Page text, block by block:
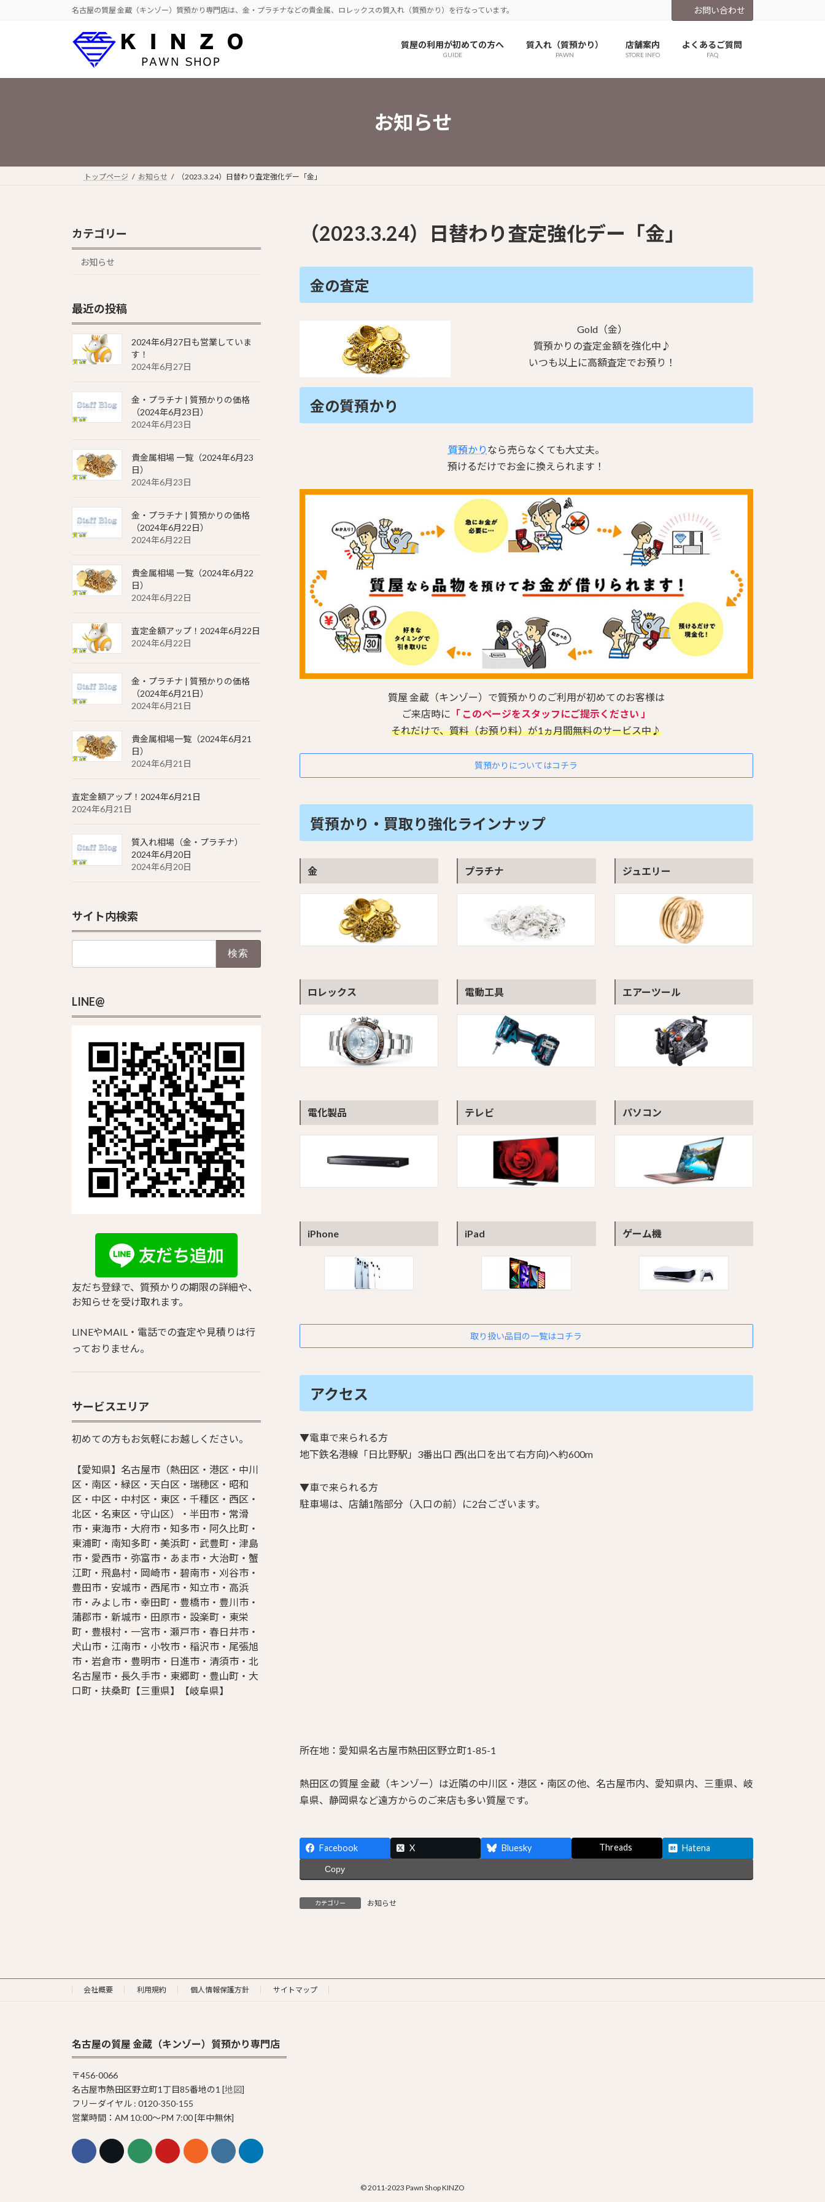
へ
ョ
名古屋の質屋 金蔵（キンゾー）質預かり専門店は、金・プラチナなどの貴金属、ロレックスの質入れ（質預かり）を行なっています。 お問い合わせ
質屋の利用が初めての方へ
GUIDE
質入れ（質預かり）
PAWN
店舗案内
STORE INFO
よくあるご質問
FAQ
お知らせ
トップページ お知らせ （2023.3.24）日替わり査定強化デー「金」
（2023.3.24）日替わり査定強化デー「金」
金の査定
Gold（金）
質預かりの査定金額を強化中♪
いつも以上に高額査定でお預り！
金の質預かり
質預かり なら売らなくても大丈夫。
預けるだけでお金に換えられます！
質屋 金蔵（キンゾー）で質預かりのご利用が初めてのお客様は
ご来店時に 「 このページをスタッフにご提示ください 」
それだけで、質料（お預り料）が1ヵ月間無料のサービス中♪
質預かりについてはコチラ
質預かり・買取り強化ラインナップ
金 プラチナ ジュエリー
ロレックス 電動工具 エアーツール
電化製品 テレビ パソコン
iPhone iPad ゲーム機
取り扱い品目の一覧はコチラ
アクセス
▼電車で来られる方
地下鉄名港線「日比野駅」3番出口 西(出口を出て右方向)へ約600m
▼車で来られる方
駐車場は、店舗1階部分（入口の前）に2台ございます。
所在地：愛知県名古屋市熱田区野立町1-85-1
熱田区の質屋 金蔵（キンゾー）は近隣の中川区・港区・南区の他、名古屋市内、愛知県内、三重県、岐
阜県、静岡県など遠方からのご来店も多い質屋です。
Facebook X Bluesky Threads Hatena
Copy
カテゴリー お知らせ
カテゴリー
お知らせ
最近の投稿
2024年6月27日も営業していま
す！
2024年6月27日
金・プラチナ | 質預かりの価格
（2024年6月23日）
2024年6月23日
貴金属相場 一覧（2024年6月23
日）
2024年6月23日
金・プラチナ | 質預かりの価格
（2024年6月22日）
2024年6月22日
貴金属相場 一覧（2024年6月22
日）
2024年6月22日
査定金額アップ！2024年6月22日
2024年6月22日
金・プラチナ | 質預かりの価格
（2024年6月21日）
2024年6月21日
貴金属相場一覧（2024年6月21
日）
2024年6月21日
査定金額アップ！2024年6月21日
2024年6月21日
質入れ相場（金・プラチナ）
2024年6月20日
2024年6月20日
サイト内検索
LINE@
友だち登録で、質預かりの期限の詳細や、
お知らせを受け取れます。
LINEやMAIL・電話での査定や見積りは行
っておりません。
サービスエリア
初めての方もお気軽にお越しください。
【愛知県】名古屋市（熱田区・港区・中川
区・南区・緑区・天白区・瑞穂区・昭和
区・中区・中村区・東区・千種区・西区・
北区・名東区・守山区）・半田市・常滑
市・東海市・大府市・知多市・阿久比町・
東浦町・南知多町・美浜町・武豊町・津島
市・愛西市・弥富市・あま市・大治町・蟹
江町・飛島村・岡崎市・碧南市・刈谷市・
豊田市・安城市・西尾市・知立市・高浜
市・みよし市・幸田町・豊橋市・豊川市・
蒲郡市・新城市・田原市・設楽町・東栄
町・豊根村・一宮市・瀬戸市・春日井市・
犬山市・江南市・小牧市・稲沢市・尾張旭
市・岩倉市・豊明市・日進市・清須市・北
名古屋市・長久手市・東郷町・豊山町・大
口町・扶桑町【三重県】【岐阜県】
会社概要 利用規約 個人情報保護方針 サイトマップ
名古屋の質屋 金蔵（キンゾー）質預かり専門店
〒456-0066
名古屋市熱田区野立町1丁目85番地の1 [地図]
フリーダイヤル : 0120-350-155
営業時間：AM 10:00〜PM 7:00 [年中無休]
© 2011-2023 Pawn Shop KINZO